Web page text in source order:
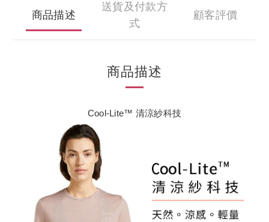
商品描述
送貨及付款方
式
顧客評價
商品描述
Cool-Lite™ 清涼紗科技